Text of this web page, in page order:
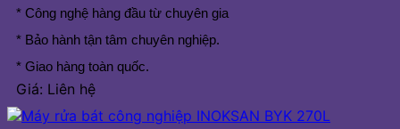
* Công nghệ hàng đầu từ chuyên gia
* Bảo hành tận tâm chuyên nghiệp.
* Giao hàng toàn quốc.
Giá: Liên hệ